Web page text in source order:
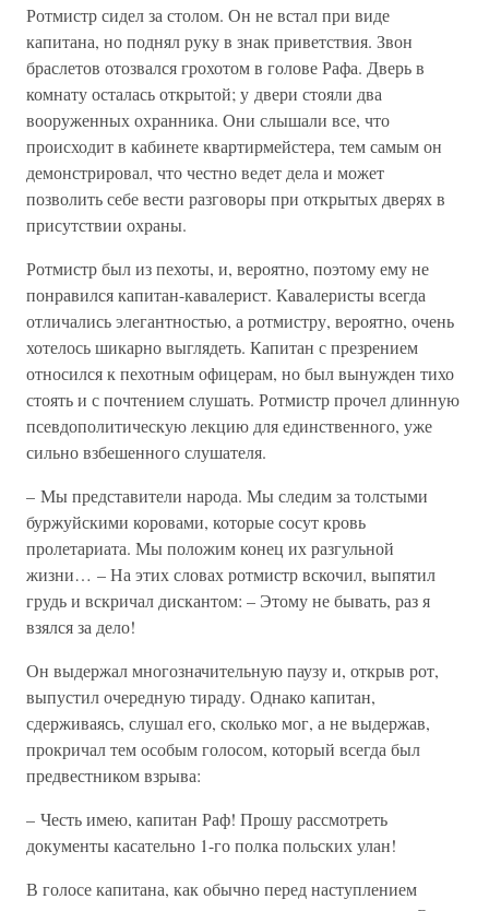
Ротмистр сидел за столом. Он не встал при виде
капитана, но поднял руку в знак приветствия. Звон
браслетов отозвался грохотом в голове Рафа. Дверь в
комнату осталась открытой; у двери стояли два
вооруженных охранника. Они слышали все, что
происходит в кабинете квартирмейстера, тем самым он
демонстрировал, что честно ведет дела и может
позволить себе вести разговоры при открытых дверях в
присутствии охраны.
Ротмистр был из пехоты, и, вероятно, поэтому ему не
понравился капитан-кавалерист. Кавалеристы всегда
отличались элегантностью, а ротмистру, вероятно, очень
хотелось шикарно выглядеть. Капитан с презрением
относился к пехотным офицерам, но был вынужден тихо
стоять и с почтением слушать. Ротмистр прочел длинную
псевдополитическую лекцию для единственного, уже
сильно взбешенного слушателя.
– Мы представители народа. Мы следим за толстыми
буржуйскими коровами, которые сосут кровь
пролетариата. Мы положим конец их разгульной
жизни… – На этих словах ротмистр вскочил, выпятил
грудь и вскричал дискантом: – Этому не бывать, раз я
взялся за дело!
Он выдержал многозначительную паузу и, открыв рот,
выпустил очередную тираду. Однако капитан,
сдерживаясь, слушал его, сколько мог, а не выдержав,
прокричал тем особым голосом, который всегда был
предвестником взрыва:
– Честь имею, капитан Раф! Прошу рассмотреть
документы касательно 1-го полка польских улан!
В голосе капитана, как обычно перед наступлением